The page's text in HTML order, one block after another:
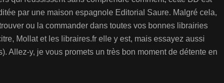
par une maison espagnole Editorial Saure. Malgré cela,
ou la commander dans toutes vos bonnes librairies
Mollat et les libraires.fr elle y est, mais essayez aussi
Allez-y, je vous promets un très bon moment de détente en